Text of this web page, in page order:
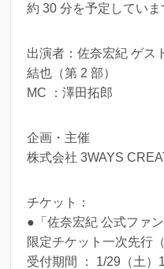
約 30 分を予定していま
出演者：佐奈宏紀 ゲス
結也（第 2 部）
MC ：澤田拓郎
企画・主催
株式会社 3WAYS
チケット：
●「佐奈宏紀 公式ファ
限定チケット一次先行（
受付期間 ： 1/29（土）